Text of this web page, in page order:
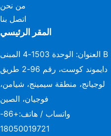
من نحن
اتصل بنا
المقر الرئيسي
العنوان: الوحدة 1503-4 المبنى B
دايموند كوست، رقم 96-2 طريق
لوجيانج، منطقة سيمينج، شيامن،
فوجيان، الصين
واتساب / هاتف:
+86-
18050019721